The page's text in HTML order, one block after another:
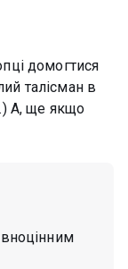
домогтися
талісман в
А, ще якщо